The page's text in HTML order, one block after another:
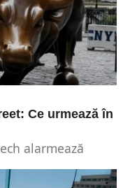
Ce urmează în
alarmează